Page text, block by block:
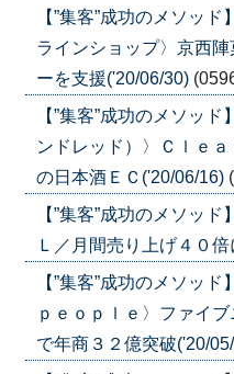
【”集客”成功のメソッ
ラインショップ〉京西
ーを支援('20/06/30)
【”集客”成功のメソッ
ンドレッド）〉Ｃｌｅ
の日本酒ＥＣ('20/06/16)
【”集客”成功のメソッ
Ｌ／月間売り上げ４０
【”集客”成功のメソッ
ｐｅｏｐｌｅ〉ファイ
で年商３２億突破('20/